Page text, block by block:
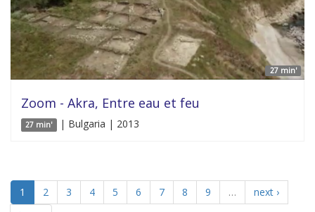
27 min'
Zoom - Akra, Entre eau et feu
27 min' | Bulgaria | 2013
1 2 3 4 5 6 7 8 9 …
next ›